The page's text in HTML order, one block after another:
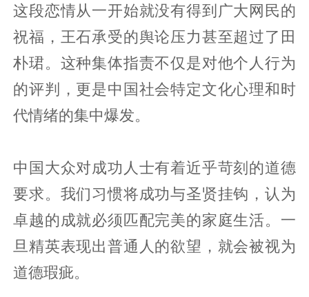
这段恋情从一开始就没有得到广大网民的
祝福，王石承受的舆论压力甚至超过了田
朴珺。这种集体指责不仅是对他个人行为
的评判，更是中国社会特定文化心理和时
代情绪的集中爆发。
中国大众对成功人士有着近乎苛刻的道德
要求。我们习惯将成功与圣贤挂钩，认为
卓越的成就必须匹配完美的家庭生活。一
旦精英表现出普通人的欲望，就会被视为
道德瑕疵。